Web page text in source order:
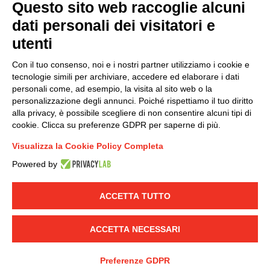
LINKEDIN YOUTUBE
© 2019 - DKC Europe - -
Cookie-Yourbiz
Modello organizzativo, gestione e controllo – D. lgs.
231/2001
Condizioni generali di vendita DKC Power Solutions
Condizioni generali di acquisto
Codice etico
Questo sito web raccoglie alcuni
dati personali dei visitatori e
utenti
Con il tuo consenso, noi e i nostri partner utilizziamo i cookie e
tecnologie simili per archiviare, accedere ed elaborare i dati
personali come, ad esempio, la visita al sito web o la
personalizzazione degli annunci. Poiché rispettiamo il tuo diritto
alla privacy, è possibile scegliere di non consentire alcuni tipi di
cookie. Clicca su preferenze GDPR per saperne di più.
Visualizza la Cookie Policy Completa
Powered by
ACCETTA TUTTO
ACCETTA NECESSARI
Preferenze GDPR